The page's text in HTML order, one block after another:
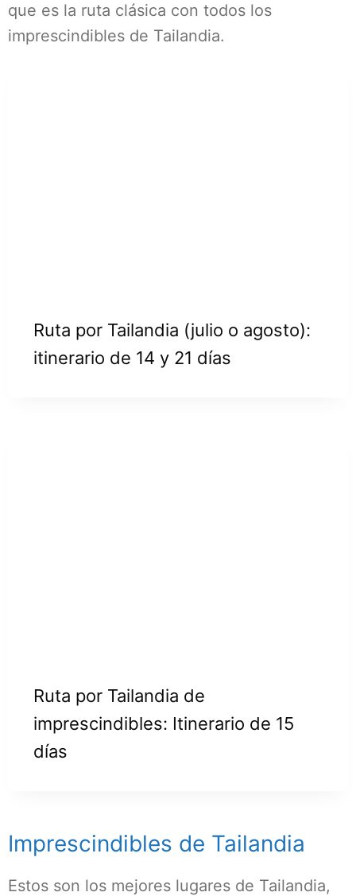
que es la ruta clásica con todos los
imprescindibles de Tailandia.
Ruta por Tailandia (julio o agosto):
itinerario de 14 y 21 días
Ruta por Tailandia de
imprescindibles: Itinerario de 15
días
Imprescindibles de Tailandia
Estos son los mejores lugares de Tailandia,